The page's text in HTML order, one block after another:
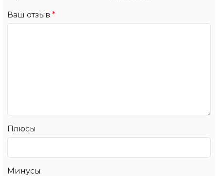
Ваш отзыв *
Плюсы
Минусы